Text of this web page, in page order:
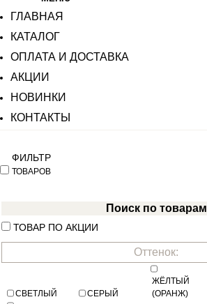
ГЛАВНАЯ
КАТАЛОГ
ОПЛАТА И ДОСТАВКА
АКЦИИ
НОВИНКИ
КОНТАКТЫ
ФИЛЬТР
ТОВАРОВ
Поиск по товарам
ТОВАР ПО АКЦИИ
Оттенок:
СВЕТЛЫЙ СЕРЫЙ
ЖЁЛТЫЙ
(ОРАНЖ)